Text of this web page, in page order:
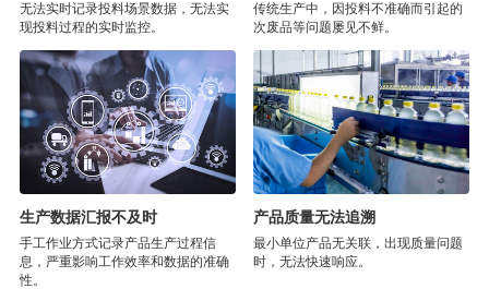
无法实时记录投料场景数据，无法实
现投料过程的实时监控。
传统生产中，因投料不准确而引起的
次废品等问题屡见不鲜。
生产数据汇报不及时
手工作业方式记录产品生产过程信
息，严重影响工作效率和数据的准确
性。
产品质量无法追溯
最小单位产品无关联，出现质量问题
时，无法快速响应。